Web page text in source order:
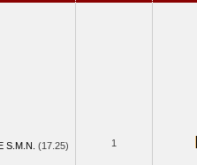
S.M.N. (17.25) 1